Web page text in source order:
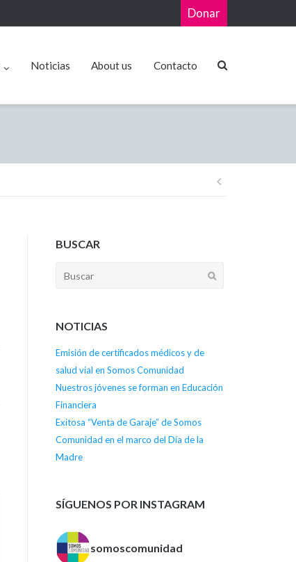
Donar
Noticias About us Contacto
BUSCAR
NOTICIAS
Emisión de certificados médicos y de
salud vial en Somos Comunidad
Nuestros jóvenes se forman en Educación
Financiera
Exitosa “Venta de Garaje” de Somos
Comunidad en el marco del Día de la
Madre
SÍGUENOS POR INSTAGRAM
somoscomunidad